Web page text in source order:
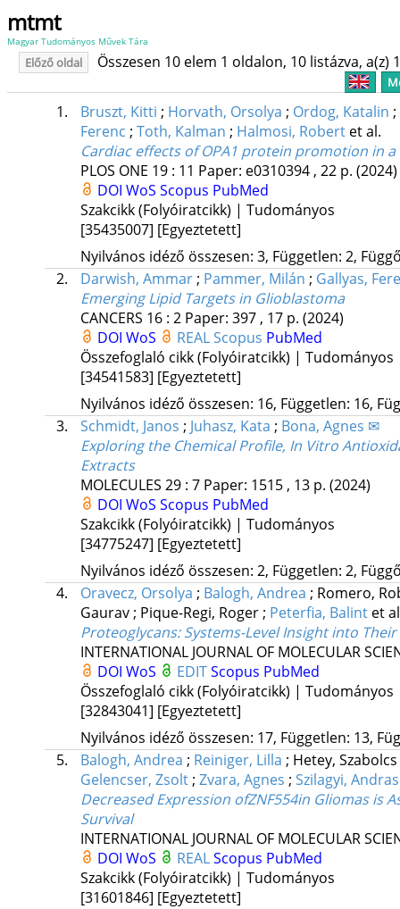
mtmt
Magyar Tudományos Művek Tára
Előző oldal Összesen 10 elem 1 oldalon, 10 listázva, a(z)
1. Bruszt, Kitti ; Horvath, Orsolya ; Ordog, Katalin ;
Ferenc ; Toth, Kalman ; Halmosi, Robert et al.
Cardiac effects of OPA1 protein promotion in
PLOS ONE 19: 11 Paper: e0310394 , 22 p. (2024)
DOI WoS Scopus PubMed
Szakcikk (Folyóiratcikk) | Tudományos
[35435007] [Egyeztetett]
Nyilvános idéző összesen: 3, Független: 2,
2.
Darwish, Ammar; Pammer, Milán ; Gallyas,
Emerging Lipid Targets in Glioblastoma
CANCERS 16: 2 Paper: 397 , 17 p. (2024)
DOI WoS REALScopus PubMed
Összefoglaló cikk (Folyóiratcikk) | Tudományos
[34541583] [Egyeztetett]
Nyilvános idéző összesen: 16, Független: 16,
3.
Schmidt, Janos ; Juhasz, Kata ; Bona, Agnes ✉
Exploring the Chemical Profile, In Vitro
Extracts
MOLECULES 29: 7 Paper: 1515 , 13 p. (2024)
DOI WoS Scopus PubMed
Szakcikk (Folyóiratcikk) | Tudományos
[34775247] [Egyeztetett]
Nyilvános idéző összesen: 2, Független: 2,
4.
Oravecz, Orsolya ; Balogh, Andrea ; Romero,
Gaurav; Pique-Regi, Roger; Peterfia, Balint et
Proteoglycans: Systems-Level Insight into
INTERNATIONAL JOURNAL OF MOLECULAR
DOI WoS EDITScopus PubMed
Összefoglaló cikk (Folyóiratcikk) | Tudományos
[32843041] [Egyeztetett]
Nyilvános idéző összesen: 17, Független: 13,
5.
Balogh, Andrea ; Reiniger, Lilla ; Hetey, Szabolcs
Gelencser, Zsolt; Zvara, Agnes ; Szilagyi, Andras
Decreased Expression ofZNF554in Gliomas is
Survival
INTERNATIONAL JOURNAL OF MOLECULAR
DOI WoS REALScopus PubMed
Szakcikk (Folyóiratcikk) | Tudományos
[31601846] [Egyeztetett]